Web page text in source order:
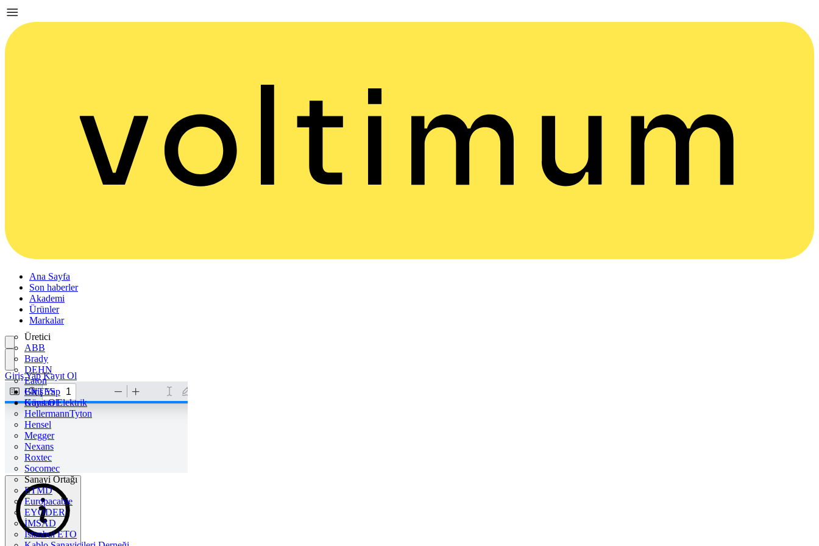
Ana Sayfa
Son haberler
Akademi
Ürünler
Markalar
Üretici
ABB
Brady
DEHN
Eaton
ENTES
Günsan Elektrik
HellermannTyton
Hensel
Megger
Nexans
Roxtec
Socomec
Sanayi Ortağı
ETMD
Europacable
EYODER
İMSAD
Istanbul ETO
Giriş Yap
Kayıt Ol
Giriş Yap Kayıt Ol